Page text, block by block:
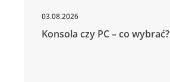
03.08.2026
Konsola czy PC – co wybrać?